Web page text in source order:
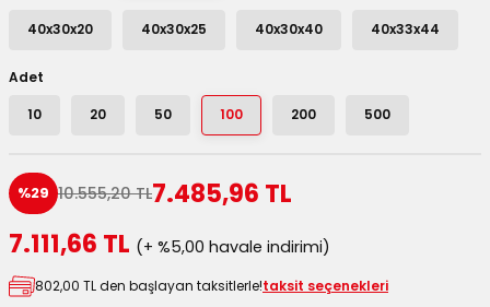
ve Koliler
40x30x20 40x30x25 40x30x40 40x33x44
Adet
10 20 50 100 200 500
%29 10.555,20 TL7.485,96 TL
7.111,66 TL (+ %5,00 havale indirimi)
802,00 TL den başlayan taksitlerle!taksit seçenekleri